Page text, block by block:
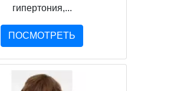
гипертония,...
ПОСМОТРЕТЬ